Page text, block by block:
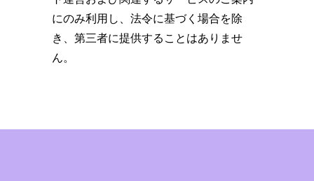
にのみ利用し、法令に基づく場合を除
き、第三者に提供することはありませ
ん。